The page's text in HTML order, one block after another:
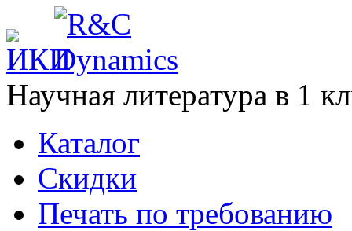
Научная литература в 1
Каталог
Cкидки
Печать по требованию